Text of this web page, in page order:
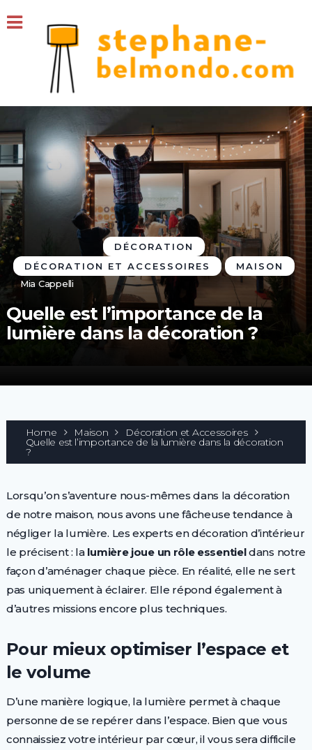
DÉCORATION
DÉCORATION ET ACCESSOIRES
MAISON
Mia Cappelli
Quelle est l’importance de la
lumière dans la décoration ?
Home Maison Décoration et Accessoires
Quelle est l’importance de la lumière dans la décoration
?
Lorsqu’on s’aventure nous-mêmes dans la décoration
de notre maison, nous avons une fâcheuse tendance à
négliger la lumière. Les experts en décoration d’intérieur
le précisent : la lumière joue un rôle essentieldans notre
façon d’aménager chaque pièce. En réalité, elle ne sert
pas uniquement à éclairer. Elle répond également à
d’autres missions encore plus techniques.
Pour mieux optimiser l’espace et
le volume
D’une manière logique, la lumière permet à chaque
personne de se repérer dans l’espace. Bien que vous
connaissiez votre intérieur par cœur, il vous sera difficile